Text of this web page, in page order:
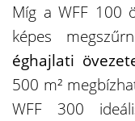
Míg a WFF 100
képes
éghajlati
500 m²
WFF 300